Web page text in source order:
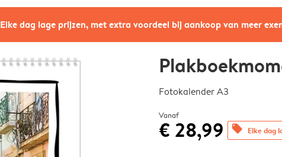
Elke dag lage prijzen, met extra voordeel bij aankoop van meer
Fotokalender A3
Vanaf
€ 28,99 offers Elke dag